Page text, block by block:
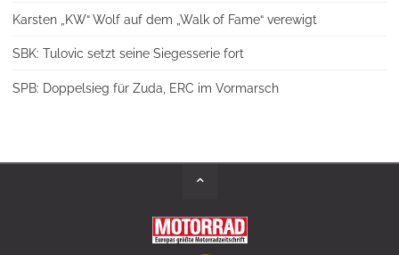
Karsten „KW“ Wolf auf dem „Walk of Fame“ verewigt
SBK: Tulovic setzt seine Siegesserie fort
SPB: Doppelsieg für Zuda, ERC im Vormarsch
Back